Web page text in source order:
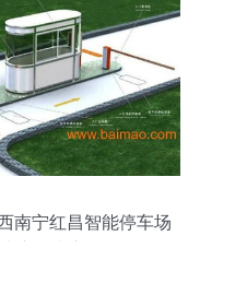
南宁红昌智能停车场